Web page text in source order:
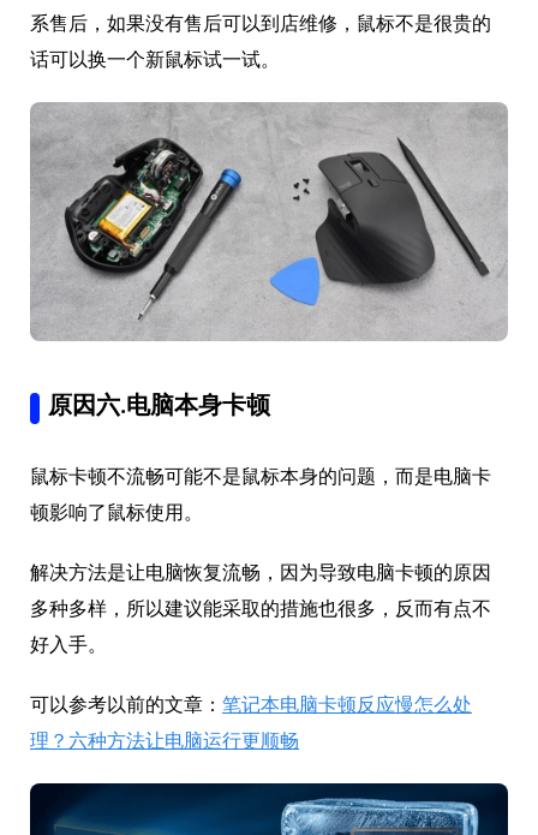
系售后，如果没有售后可以到店维修，鼠标不是很贵的
话可以换一个新鼠标试一试。
原因六.电脑本身卡顿
鼠标卡顿不流畅可能不是鼠标本身的问题，而是电脑卡
顿影响了鼠标使用。
解决方法是让电脑恢复流畅，因为导致电脑卡顿的原因
多种多样，所以建议能采取的措施也很多，反而有点不
好入手。
可以参考以前的文章： 笔记本电脑卡顿反应慢怎么处
理？六种方法让电脑运行更顺畅